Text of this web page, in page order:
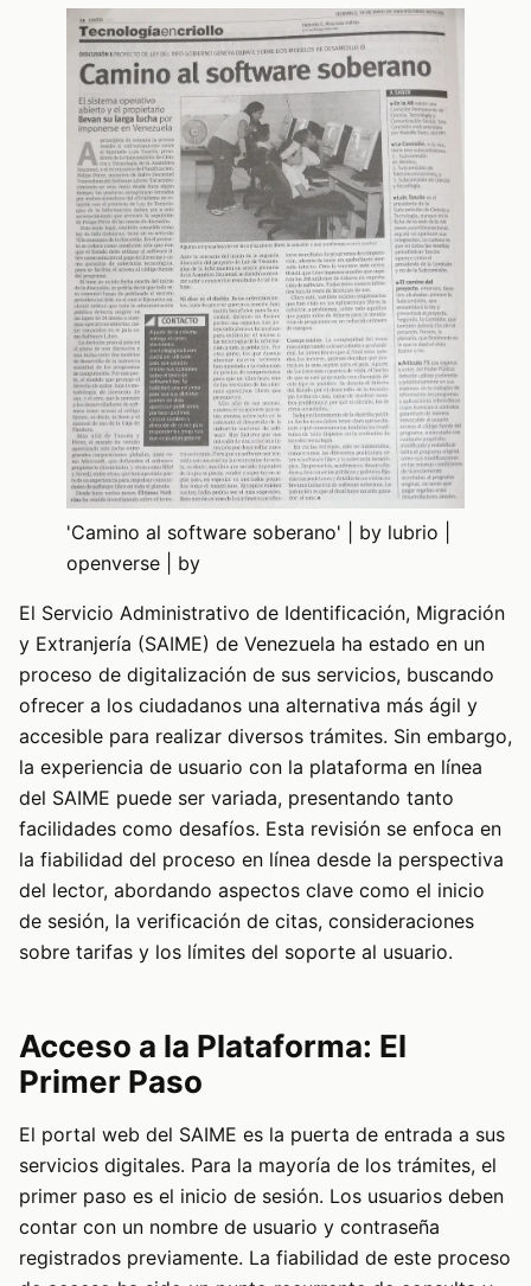
'Camino al software soberano' | by lubrio |
openverse | by
El Servicio Administrativo de Identificación, Migración
y Extranjería (SAIME) de Venezuela ha estado en un
proceso de digitalización de sus servicios, buscando
ofrecer a los ciudadanos una alternativa más ágil y
accesible para realizar diversos trámites. Sin embargo,
la experiencia de usuario con la plataforma en línea
del SAIME puede ser variada, presentando tanto
facilidades como desafíos. Esta revisión se enfoca en
la fiabilidad del proceso en línea desde la perspectiva
del lector, abordando aspectos clave como el inicio
de sesión, la verificación de citas, consideraciones
sobre tarifas y los límites del soporte al usuario.
Acceso a la Plataforma: El
Primer Paso
El portal web del SAIME es la puerta de entrada a sus
servicios digitales. Para la mayoría de los trámites, el
primer paso es el inicio de sesión. Los usuarios deben
contar con un nombre de usuario y contraseña
registrados previamente. La fiabilidad de este proceso